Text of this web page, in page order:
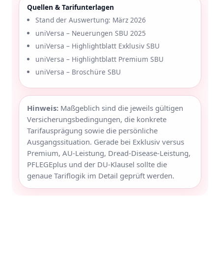
Quellen & Tarifunterlagen
Stand der Auswertung: März 2026
uniVersa – Neuerungen SBU 2025
uniVersa – Highlightblatt Exklusiv SBU
uniVersa – Highlightblatt Premium SBU
uniVersa – Broschüre SBU
Hinweis: Maßgeblich sind die jeweils gültigen
Versicherungsbedingungen, die konkrete
Tarifausprägung sowie die persönliche
Ausgangssituation. Gerade bei Exklusiv versus
Premium, AU-Leistung, Dread-Disease-Leistung,
PFLEGEplus und der DU-Klausel sollte die
genaue Tariflogik im Detail geprüft werden.